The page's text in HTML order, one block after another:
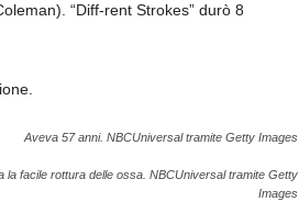
“Diff-rent Strokes” durò 8
Aveva 57 anni. NBCUniversal tramite Getty Images
la facile rottura delle ossa. NBCUniversal tramite Getty
Images